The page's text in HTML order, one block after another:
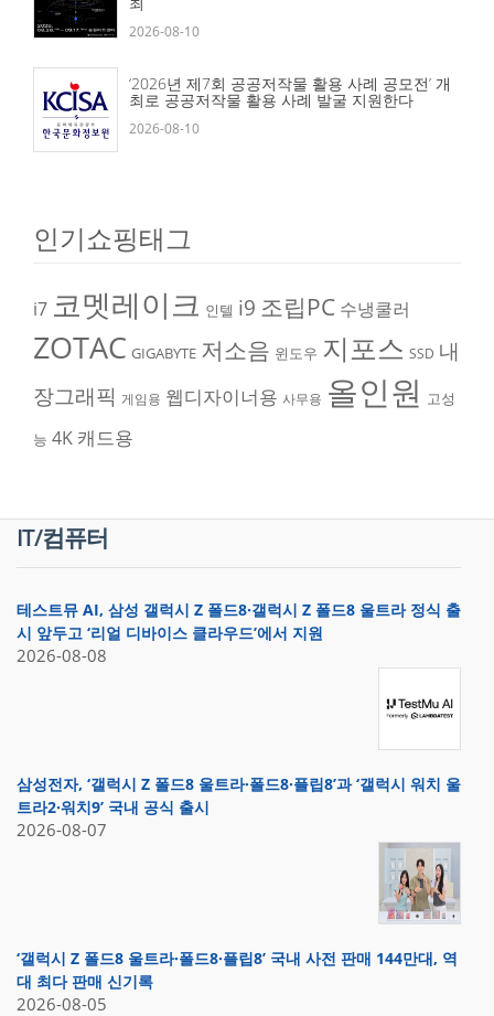
2026-08-10
‘2026년 제7회 공공저작물 활용 사례 공모전’ 개
최로 공공저작물 활용 사례 발굴 지원한다
2026-08-10
인기쇼핑태그
i7 코멧레이크 인텔 i9 조립PC 수냉쿨러
ZOTAC GIGABYTE 저소음 윈도우 지포스 SSD 내
장그래픽 게임용 웹디자이너용 사무용 올인원 고성
능 4K 캐드용
IT/컴퓨터
테스트뮤 AI, 삼성 갤럭시 Z 폴드8·갤럭시 Z 폴드8 울트라 정식 출
시 앞두고 ‘리얼 디바이스 클라우드’에서 지원
2026-08-08
삼성전자, ‘갤럭시 Z 폴드8 울트라·폴드8·플립8’과 ‘갤럭시 워치 울
트라2·워치9’ 국내 공식 출시
2026-08-07
‘갤럭시 Z 폴드8 울트라·폴드8·플립8’ 국내 사전 판매 144만대, 역
대 최다 판매 신기록
2026-08-05